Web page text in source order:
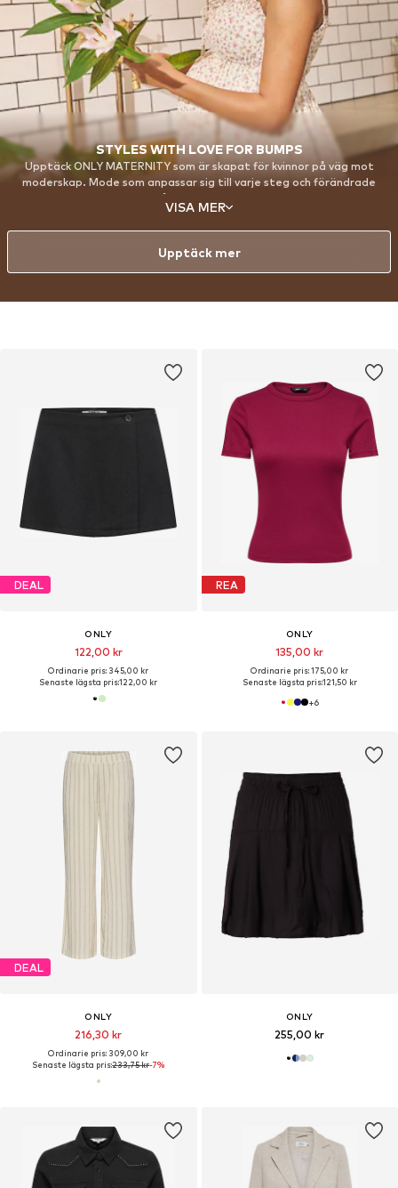
DEAL
ONLY
122,00 kr
Ordinarie pris: 345,00 kr
Senaste lägsta pris:122,00 kr
REA
ONLY
135,00 kr
Ordinarie pris: 175,00 kr
Senaste lägsta pris:121,50 kr
+6
DEAL
ONLY
216,30 kr
Ordinarie pris: 309,00 kr
Senaste lägsta pris:233,75 kr-7%
ONLY
255,00 kr
STYLES WITH LOVE FOR BUMPS
Upptäck ONLY MATERNITY som är skapat för kvinnor på väg mot
moderskap. Mode som anpassar sig till varje steg och förändrade
behov samtidigt som det får dig att känna dig självsäker, vacker och
stöttad från stöt till bebis.
VISA MER
Upptäck mer